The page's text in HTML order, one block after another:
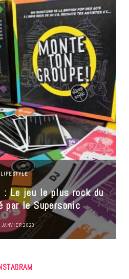
LIFESTYLE
: Le jeu le plus rock du
par le Supersonic
2023